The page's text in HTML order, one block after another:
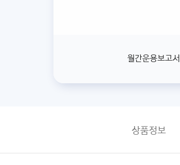
월간운용보고서
상품정보